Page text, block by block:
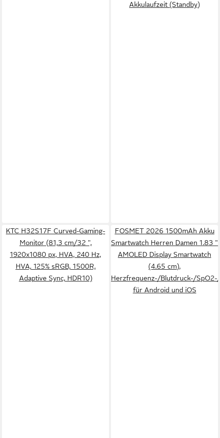
Akkulaufzeit (Standby)
KTC H32S17F Curved-Gaming-
Monitor (81,3 cm/32 ",
1920x1080 px, HVA, 240 Hz,
HVA, 125% sRGB, 1500R,
Adaptive Sync, HDR10)
FOSMET 2026 1500mAh Akku
Smartwatch Herren Damen 1.83 "
AMOLED Display Smartwatch
(4.65 cm),
Herzfrequenz-/Blutdruck-/
für Android und iOS